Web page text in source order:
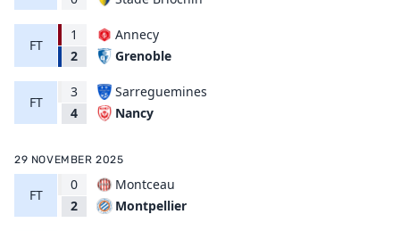
FT
1
2
Annecy
Grenoble
FT
3
4
Sarreguemines
Nancy
29 NOVEMBER 2025
FT
0
2
Montceau
Montpellier